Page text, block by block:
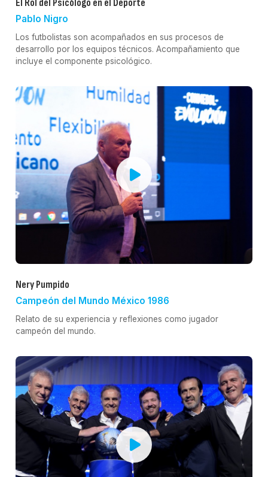
El Rol del Psicólogo en el Deporte
Pablo Nigro
Los futbolistas son acompañados en sus procesos de
desarrollo por los equipos técnicos. Acompañamiento que
incluye el componente psicológico.
Nery Pumpido
Campeón del Mundo México 1986
Relato de su experiencia y reflexiones como jugador
campeón del mundo.